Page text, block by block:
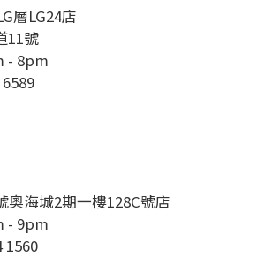
層LG24店
11號
- 8pm
奧海城2期一樓128C號店
- 9pm
1560